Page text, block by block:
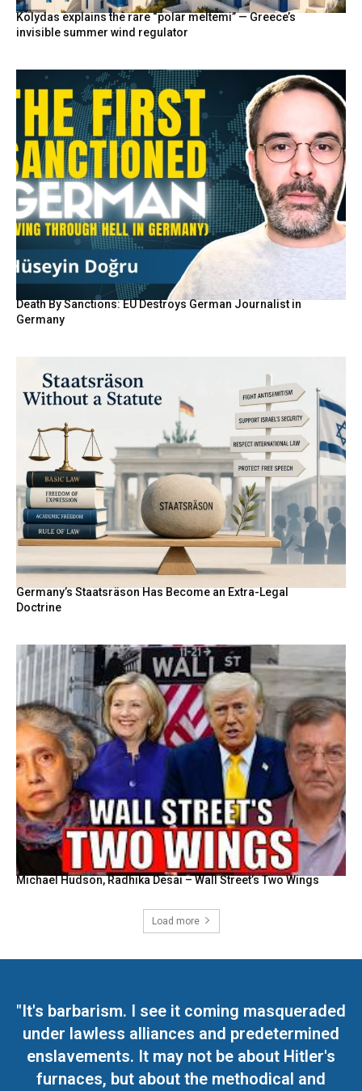
Kolydas explains the rare “polar meltemi” — Greece’s
invisible summer wind regulator
Death By Sanctions: EU Destroys German Journalist in
Germany
Germany’s Staatsräson Has Become an Extra-Legal
Doctrine
Michael Hudson, Radhika Desai – Wall Street’s Two Wings
Load more
"It's barbarism. I see it coming masqueraded
under lawless alliances and predetermined
enslavements. It may not be about Hitler's
furnaces, but about the methodical and